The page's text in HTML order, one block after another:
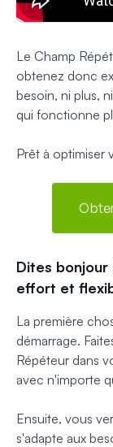
Le Champ
obtenez donc
besoin, ni plus,
qui fonctionne
Prêt à optimiser
Dites bonjour
effort et
La première
démarrage.
Répéteur dans
avec n'importe
Ensuite, vous
s'adapte aux